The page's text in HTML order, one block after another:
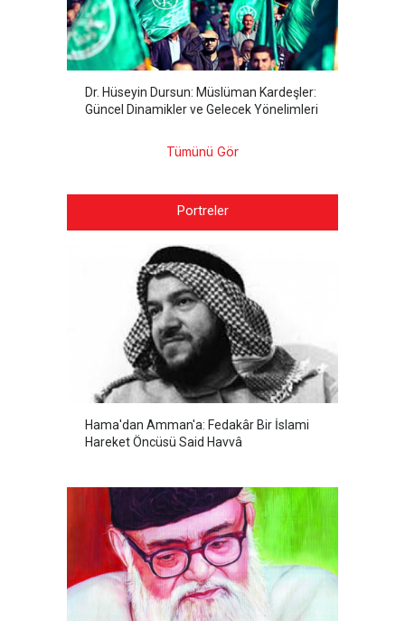
Dr. Hüseyin Dursun: Müslüman Kardeşler:
Güncel Dinamikler ve Gelecek Yönelimleri
Tümünü Gör
Portreler
Hama'dan Amman'a: Fedakâr Bir İslami
Hareket Öncüsü Said Havvâ